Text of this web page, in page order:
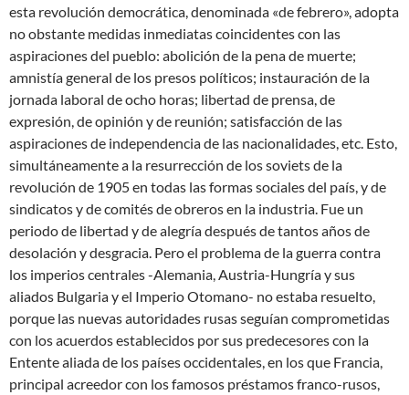
esta revolución democrática, denominada «de febrero», adopta
no obstante medidas inmediatas coincidentes con las
aspiraciones del pueblo: abolición de la pena de muerte;
amnistía general de los presos políticos; instauración de la
jornada laboral de ocho horas; libertad de prensa, de
expresión, de opinión y de reunión; satisfacción de las
aspiraciones de independencia de las nacionalidades, etc. Esto,
simultáneamente a la resurrección de los soviets de la
revolución de 1905 en todas las formas sociales del país, y de
sindicatos y de comités de obreros en la industria. Fue un
periodo de libertad y de alegría después de tantos años de
desolación y desgracia. Pero el problema de la guerra contra
los imperios centrales -Alemania, Austria-Hungría y sus
aliados Bulgaria y el Imperio Otomano- no estaba resuelto,
porque las nuevas autoridades rusas seguían comprometidas
con los acuerdos establecidos por sus predecesores con la
Entente aliada de los países occidentales, en los que Francia,
principal acreedor con los famosos préstamos franco-rusos,